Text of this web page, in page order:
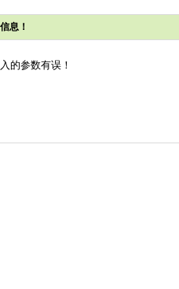
息！
的参数有误！